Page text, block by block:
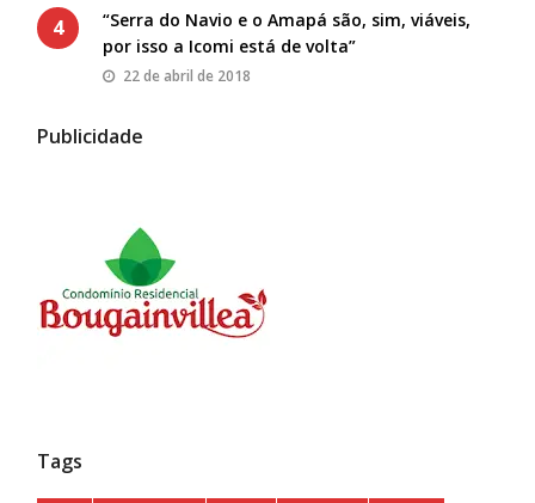
4
“Serra do Navio e o Amapá são, sim, viáveis,
por isso a Icomi está de volta”
22 de abril de 2018
Publicidade
Tags